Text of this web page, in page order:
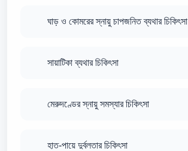
ঘাড় ও কোমরের স্নায়ু চাপজনিত ব্যথার চিকিৎসা
সায়াটিকা ব্যথার চিকিৎসা
মেরুদণ্ডের স্নায়ু সমস্যার চিকিৎসা
হাত-পায়ে দুর্বলতার চিকিৎসা